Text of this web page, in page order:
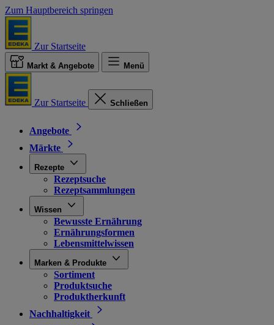
Zum Hauptbereich springen
Zur Startseite
Markt & Angebote Menü
Zur Startseite Schließen
Angebote
Märkte
Rezepte
Rezeptsuche
Rezeptsammlungen
Wissen
Bewusste Ernährung
Ernährungsformen
Lebensmittelwissen
Marken & Produkte
Sortiment
Produktsuche
Produktherkunft
Nachhaltigkeit